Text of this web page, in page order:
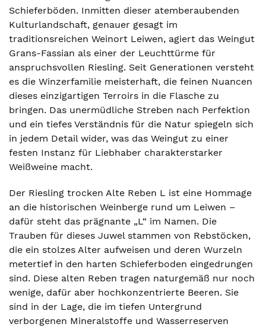
Schieferböden. Inmitten dieser atemberaubenden
Kulturlandschaft, genauer gesagt im
traditionsreichen Weinort Leiwen, agiert das Weingut
Grans-Fassian als einer der Leuchttürme für
anspruchsvollen Riesling. Seit Generationen versteht
es die Winzerfamilie meisterhaft, die feinen Nuancen
dieses einzigartigen Terroirs in die Flasche zu
bringen. Das unermüdliche Streben nach Perfektion
und ein tiefes Verständnis für die Natur spiegeln sich
in jedem Detail wider, was das Weingut zu einer
festen Instanz für Liebhaber charakterstarker
Weißweine macht.
Der Riesling trocken Alte Reben L ist eine Hommage
an die historischen Weinberge rund um Leiwen –
dafür steht das prägnante „L“ im Namen. Die
Trauben für dieses Juwel stammen von Rebstöcken,
die ein stolzes Alter aufweisen und deren Wurzeln
metertief in den harten Schieferboden eingedrungen
sind. Diese alten Reben tragen naturgemäß nur noch
wenige, dafür aber hochkonzentrierte Beeren. Sie
sind in der Lage, die im tiefen Untergrund
verborgenen Mineralstoffe und Wasserreserven